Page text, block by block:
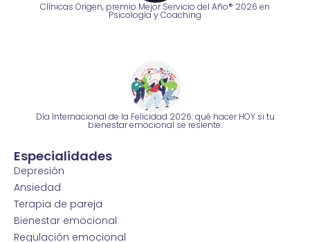
Clínicas Origen, premio Mejor Servicio del Año® 2026 en
Psicología y Coaching
Día Internacional de la Felicidad 2026: qué hacer HOY si tu
bienestar emocional se resiente.
Especialidades
Depresión
Ansiedad
Terapia de pareja
Bienestar emocional
Regulación emocional